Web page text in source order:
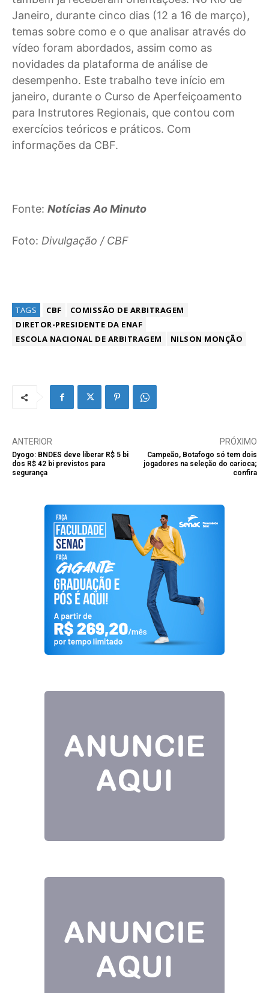
Janeiro, durante cinco dias (12 a 16 de março),
temas sobre como e o que analisar através do
vídeo foram abordados, assim como as
novidades da plataforma de análise de
desempenho. Este trabalho teve início em
janeiro, durante o Curso de Aperfeiçoamento
para Instrutores Regionais, que contou com
exercícios teóricos e práticos. Com
informações da CBF.
Fonte: Notícias Ao Minuto
Foto: Divulgação / CBF
TAGS CBF
COMISSÃO DE ARBITRAGEM
DIRETOR-PRESIDENTE DA ENAF
ESCOLA NACIONAL DE ARBITRAGEM
NILSON MONÇÃO
ANTERIOR
Dyogo: BNDES deve liberar R$ 5 bi
dos R$ 42 bi previstos para
segurança
PRÓXIMO
Campeão, Botafogo só tem dois
jogadores na seleção do carioca;
confira